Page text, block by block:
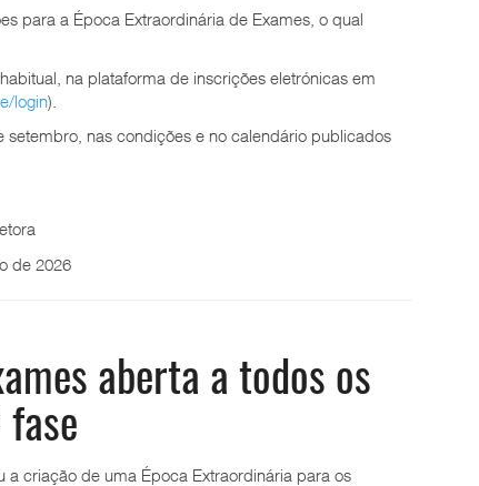
para a Época Extraordinária de Exames, o qual
na plataforma de inscrições eletrónicas em
login).
nas condições e no calendário publicados
de 2026
aberta a todos os
fase
criação de uma Época Extraordinária para os